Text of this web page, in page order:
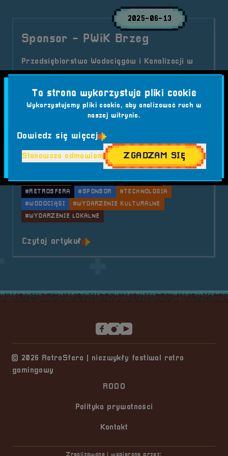
2025-06-13
Sponsor - PWiK Brzeg
Przedsiębiorstwo Wodociągów i Kanalizacji w
Brzegu dołącza do grona sponsorów RetroSfery
wspiera największy w regionie festiwal retro
gier, konsol i komputerów.
#BUDŻET OBYWATELSKI
#EKOLOGIA
#FESTIWAL KOMPUTEROWY
#FESTIWAL RETRO
#GRY WIDEO
#KANALIZACJA
#KOMPUTERY
#KONSOLE
#PWIK BRZEG
#RETROSFERA
#SPONSOR
#TECHNOLOGIA
#WODOCIĄGI
#WYDARZENIE KULTURALNE
#WYDARZENIE LOKALNE
Czytaj artykuło tytule Sponsor &#8211; PWiK
© 2026 RetroSfera | niezwykły festiwal retro
gamingowy
RODO
Polityka prywatności
Kontakt
Ta strona wykorzystuje pliki cookie
Wykorzystujemy pliki cookie, aby analizować ruch w
naszej witrynie.
Dowiedz się więcej
Stanowczo odmawiam ZGADZAM SIĘ